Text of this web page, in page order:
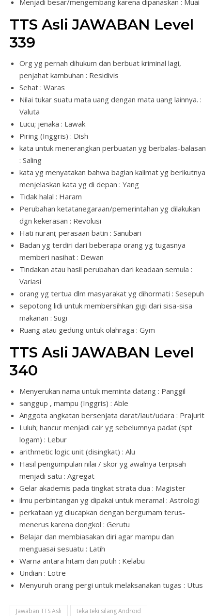
TTS Asli JAWABAN Level
339
Org yg pernah dihukum dan berbuat kriminal lagi,
penjahat kambuhan : Residivis
Sehat : Waras
Nilai tukar suatu mata uang dengan mata uang lainnya. :
Valuta
Lucu; jenaka : Lawak
Piring (Inggris) : Dish
kata untuk menerangkan perbuatan yg berbalas-balasan
: Saling
kata yg menyatakan bahwa bagian kalimat yg berikutnya
menjelaskan kata yg di depan : Yang
Tidak halal : Haram
Perubahan ketatanegaraan/pemerintahan yg dilakukan
dgn kekerasan : Revolusi
Hati nurani; perasaan batin : Sanubari
Badan yg terdiri dari beberapa orang yg tugasnya
memberi nasihat : Dewan
Tindakan atau hasil perubahan dari keadaan semula :
Variasi
orang yg tertua dlm masyarakat yg dihormati : Sesepuh
sepotong lidi untuk membersihkan gigi dari sisa-sisa
makanan : Sugi
Ruang atau gedung untuk olahraga : Gym
TTS Asli JAWABAN Level
340
Menyerukan nama untuk meminta datang : Panggil
sanggup , mampu (Inggris) : Able
Anggota angkatan bersenjata darat/laut/udara : Prajurit
Luluh; hancur menjadi cair yg sebelumnya padat (spt
logam) : Lebur
arithmetic logic unit (disingkat) : Alu
Hasil pengumpulan nilai / skor yg awalnya terpisah
menjadi satu : Agregat
Gelar akademis pada tingkat strata dua : Magister
ilmu perbintangan yg dipakai untuk meramal : Astrologi
perkataan yg diucapkan dengan bergumam terus-
menerus karena dongkol : Gerutu
Belajar dan membiasakan diri agar mampu dan
menguasai sesuatu : Latih
Warna antara hitam dan putih : Kelabu
Undian : Lotre
Menyuruh orang pergi untuk melaksanakan tugas : Utus
Jawaban TTS Asli
teka teki silang Android